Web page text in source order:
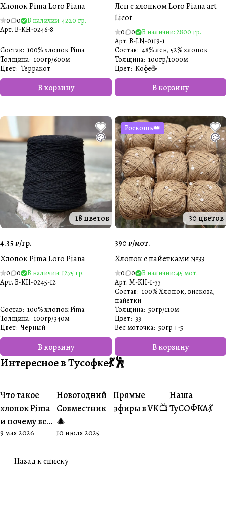
Хлопок Pima Loro Piana
0 0
В наличии: 4220 гр.
Арт. B-KH-0246-8
В корзину
Состав: 100% хлопок Pima
Толщина: 100гр/600м
Цвет: Терракот
Лен с хлопком Loro Piana art
Licot
0 0
В наличии: 2800 гр.
Арт. B-LN-0119-1
В корзину
Состав: 48% лен, 52% хлопок
Толщина: 100гр/1000м
Цвет: Кофе☕️
18 цветов
4.35 ₽/гр.
Хлопок Pima Loro Piana
0 0
В наличии: 1275 гр.
Арт. B-KH-0245-12
В корзину
Состав: 100% хлопок Pima
Толщина: 100гр/340м
Цвет: Черный
Роскошь👑
30 цветов
390 ₽/мот.
Хлопок с пайетками №33
0 0
В наличии: 45 мот.
Арт. M-KH-1-33
В корзину
Состав: 100% Хлопок, вискоза,
пайетки
Толщина: 50гр/110м
Цвет: 33
Вес моточка: 50гр +-5
Интересное в Тусофке💃🕺
#О пряже
Что такое
хлопок Pima
и почему все
его обожают
9 мая 2026
#Совместники
Новогодний
Совместник
🎄
10 июля 2025
#Житуха
Прямые
эфиры в VK📺
Наша
ТуСОФКА💃
Назад к списку